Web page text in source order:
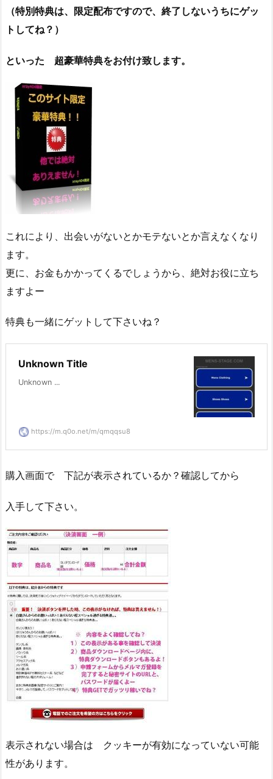
（特別特典は、限定配布ですので、終了しないうちにゲッ
トしてね？）
といった 超豪華特典をお付け致します。
これにより、出会いがないとかモテないとか言えなくなり
ます。
更に、お金もかかってくるでしょうから、絶対お役に立ち
ますよー
特典も一緒にゲットして下さいね？
Unknown Title
Unknown ...
https://m.q0o.net/m/qmqqsu8
購入画面で 下記が表示されているか？確認してから
入手して下さい。
表示されない場合は クッキーが有効になっていない可能
性があります。